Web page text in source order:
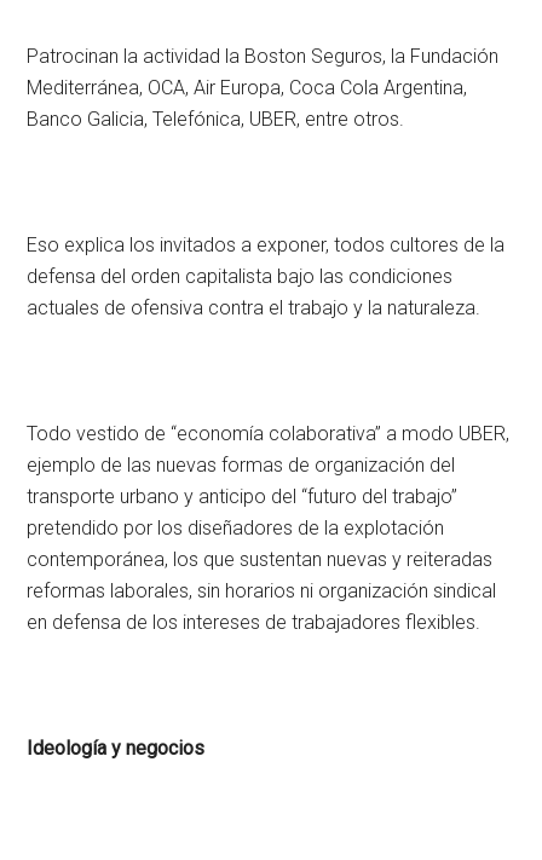
Patrocinan la actividad la Boston Seguros, la Fundación
Mediterránea, OCA, Air Europa, Coca Cola Argentina,
Banco Galicia, Telefónica, UBER, entre otros.
Eso explica los invitados a exponer, todos cultores de la
defensa del orden capitalista bajo las condiciones
actuales de ofensiva contra el trabajo y la naturaleza.
Todo vestido de “economía colaborativa” a modo UBER,
ejemplo de las nuevas formas de organización del
transporte urbano y anticipo del “futuro del trabajo”
pretendido por los diseñadores de la explotación
contemporánea, los que sustentan nuevas y reiteradas
reformas laborales, sin horarios ni organización sindical
en defensa de los intereses de trabajadores flexibles.
Ideología y negocios